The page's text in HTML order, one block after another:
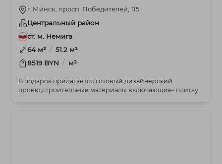
г. Минск, просп. Победителей, 115
Центральный район
ст. м. Немига
64 м² / 51.2 м²
8519 BYN / м²
В подарок прилагается готовый дизайнерский
проект,строительные материалы включающие- плитку